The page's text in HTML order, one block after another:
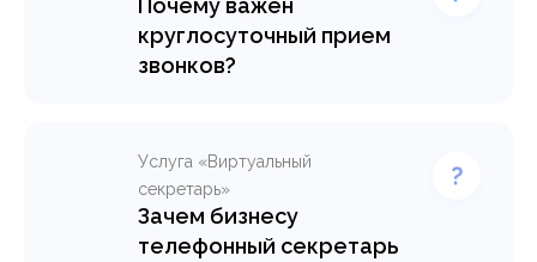
Почему важен
круглосуточный прием
звонков?
Услуга «Виртуальный
секретарь»
Зачем бизнесу
телефонный секретарь